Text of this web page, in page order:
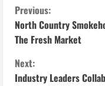
C
o
n
Previous:
North Country
The Fresh Market
Next:
Industry Leaders